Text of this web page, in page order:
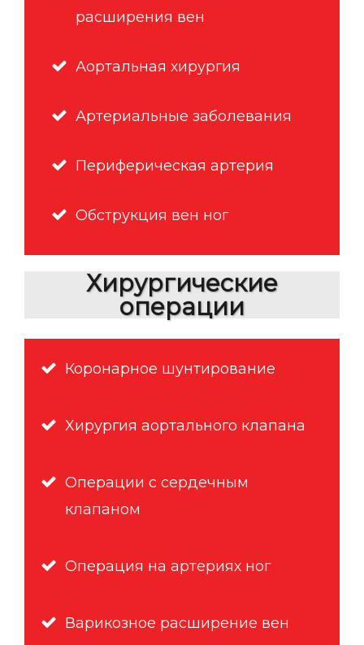
расширения вен
Аортальная хирургия
Артериальные заболевания
Периферическая артерия
Обструкция вен ног
Хирургические
операции
Коронарное шунтирование
Хирургия аортального клапана
Операции с сердечным
клапаном
Операция на артериях ног
Варикозное расширение вен